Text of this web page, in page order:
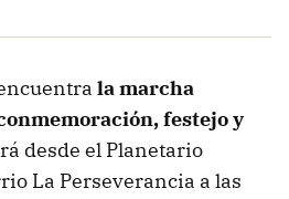
la marcha
festejo y
desde el Planetario
La Perseverancia a las